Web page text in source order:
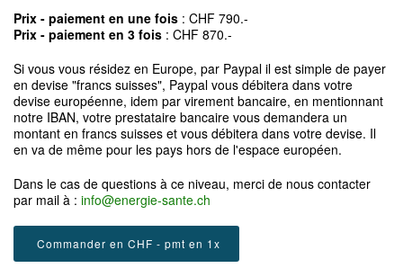
Prix - paiement en une fois : CHF 790.-
Prix - paiement en 3 fois : CHF 870.-
Si vous vous résidez en Europe, par Paypal il est simple de payer
en devise "francs suisses", Paypal vous débitera dans votre
devise européenne, idem par virement bancaire, en mentionnant
notre IBAN, votre prestataire bancaire vous demandera un
montant en francs suisses et vous débitera dans votre devise. Il
en va de même pour les pays hors de l'espace européen.
Dans le cas de questions à ce niveau, merci de nous contacter
par mail à : info@energie-sante.ch
Commander en CHF - pmt en 1x